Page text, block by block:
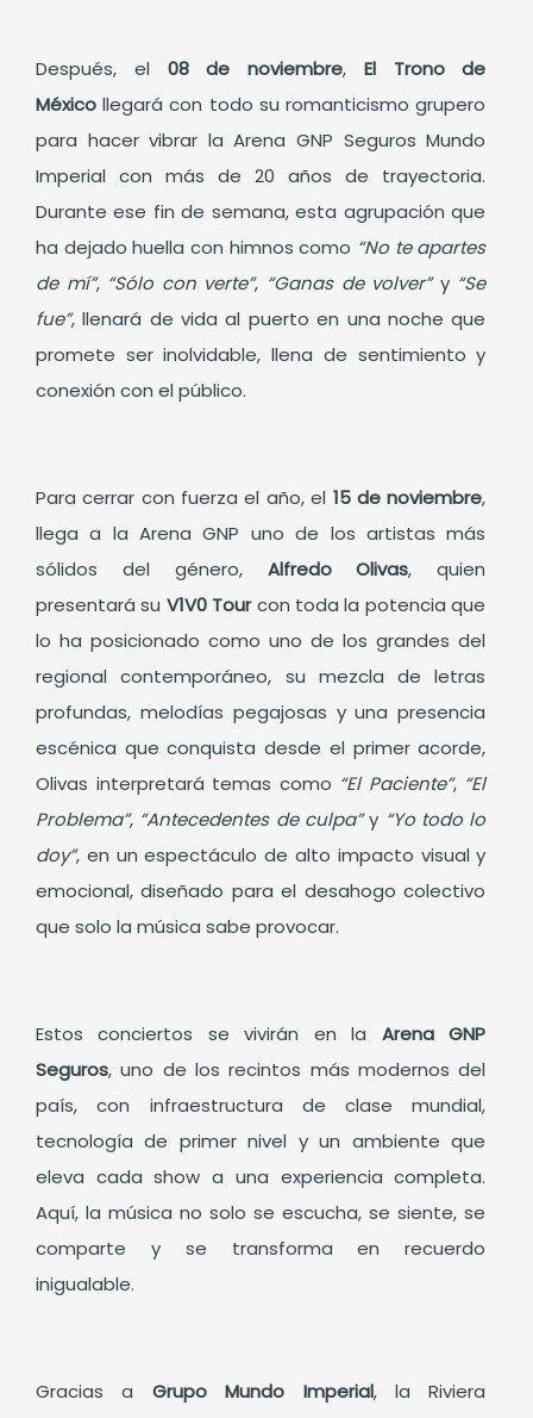
Después, el 08 de noviembre, El Trono de
México llegará con todo su romanticismo grupero
para hacer vibrar la Arena GNP Seguros Mundo
Imperial con más de 20 años de trayectoria.
Durante ese fin de semana, esta agrupación que
ha dejado huella con himnos como “No te apartes
de mí”, “Sólo con verte”, “Ganas de volver”y “Se
fue”, llenará de vida al puerto en una noche que
promete ser inolvidable, llena de sentimiento y
conexión con el público.
Para cerrar con fuerza el año, el 15 de noviembre,
llega a la Arena GNP uno de los artistas más
sólidos del género, Alfredo Olivas, quien
presentará su V1V0 Tourcon toda la potencia que
lo ha posicionado como uno de los grandes del
regional contemporáneo, su mezcla de letras
profundas, melodías pegajosas y una presencia
escénica que conquista desde el primer acorde,
Olivas interpretará temas como “El Paciente”, “El
Problema”, “Antecedentes de culpa”y “Yo todo lo
doy”, en un espectáculo de alto impacto visual y
emocional, diseñado para el desahogo colectivo
que solo la música sabe provocar.
Estos conciertos se vivirán en la Arena GNP
Seguros, uno de los recintos más modernos del
país, con infraestructura de clase mundial,
tecnología de primer nivel y un ambiente que
eleva cada show a una experiencia completa.
Aquí, la música no solo se escucha, se siente, se
comparte y se transforma en recuerdo
inigualable.
Gracias a Grupo Mundo Imperial, la Riviera